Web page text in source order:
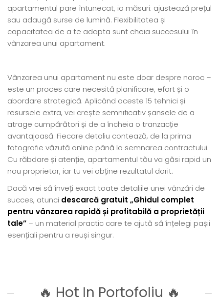
apartamentul pare întunecat, ia măsuri: ajustează prețul
sau adaugă surse de lumină. Flexibilitatea și
capacitatea de a te adapta sunt cheia succesului în
vânzarea unui apartament.
Vânzarea unui apartament nu este doar despre noroc –
este un proces care necesită planificare, efort și o
abordare strategică. Aplicând aceste 15 tehnici și
resursele extra, vei crește semnificativ șansele de a
atrage cumpărători și de a încheia o tranzacție
avantajoasă. Fiecare detaliu contează, de la prima
fotografie văzută online până la semnarea contractului.
Cu răbdare și atenție, apartamentul tău va găsi rapid un
nou proprietar, iar tu vei obține rezultatul dorit.
Dacă vrei să înveți exact toate detaliile unei vânzări de
succes, atunci descarcă gratuit „Ghidul complet
pentru vânzarea rapidă și profitabilă a proprietății
tale” – un material practic care te ajută să înțelegi pașii
esențiali pentru a reuși singur.
🔥 Hot In Portofoliu 🔥